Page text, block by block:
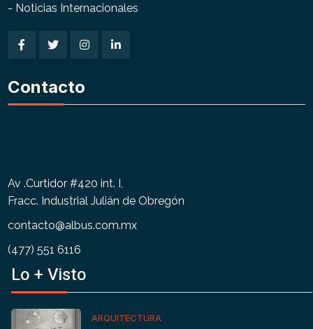
- Noticias Internacionales
Contacto
Av .Curtidor #420 int. I,
Fracc. Industrial Julián de Obregón
contacto@albus.com.mx
(477) 551 6116
Lo + Visto
ARQUITECTURA